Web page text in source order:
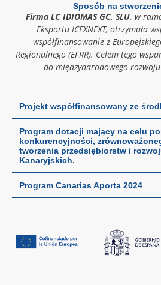
Sposób na
Firma LC IDIOMAS GC, SLU, w
Eksportu ICEXNEXT, otrzymała
współfinansowanie z
Regionalnego (EFRR). Celem tego
do międzynarodowego
Projekt współfinansowany ze
Program dotacji mający na celu
konkurencyjności,
tworzenia przedsiębiorstw i
Kanaryjskich.
Program Canarias Aporta 2024